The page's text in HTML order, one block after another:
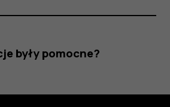
były pomocne?